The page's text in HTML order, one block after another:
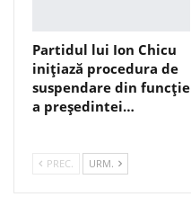
Partidul lui Ion Chicu
inițiază procedura de
suspendare din funcție
a președintei…
PREC. URM.